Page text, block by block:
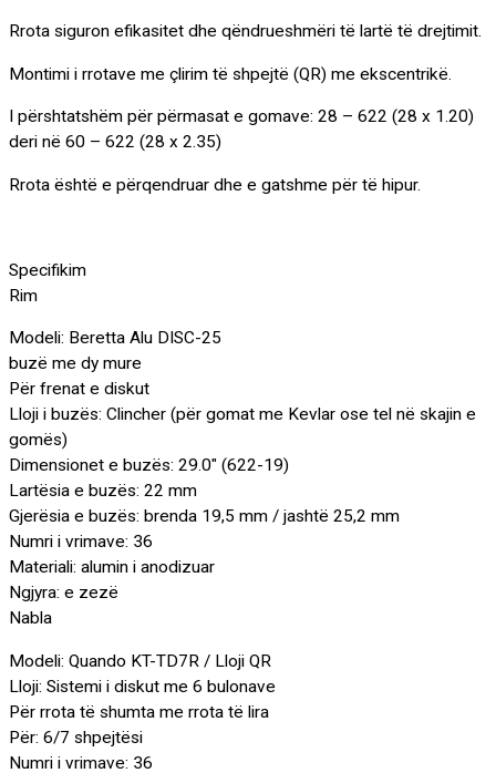
Rrota siguron efikasitet dhe qëndrueshmëri të lartë të drejtimit.
Montimi i rrotave me çlirim të shpejtë (QR) me ekscentrikë.
I përshtatshëm për përmasat e gomave: 28 – 622 (28 x 1.20)
deri në 60 – 622 (28 x 2.35)
Rrota është e përqendruar dhe e gatshme për të hipur.
Specifikim
Rim
Modeli: Beretta Alu DISC-25
buzë me dy mure
Për frenat e diskut
Lloji i buzës: Clincher (për gomat me Kevlar ose tel në skajin e
gomës)
Dimensionet e buzës: 29.0″ (622-19)
Lartësia e buzës: 22 mm
Gjerësia e buzës: brenda 19,5 mm / jashtë 25,2 mm
Numri i vrimave: 36
Materiali: alumin i anodizuar
Ngjyra: e zezë
Nabla
Modeli: Quando KT-TD7R / Lloji QR
Lloji: Sistemi i diskut me 6 bulonave
Për rrota të shumta me rrota të lira
Për: 6/7 shpejtësi
Numri i vrimave: 36